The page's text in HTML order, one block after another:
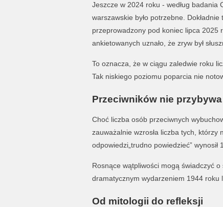
Jeszcze w 2024 roku - według badania
warszawskie było potrzebne.
przeprowadzony pod koniec lipca 2025
ankietowanych uznało, że zryw był
To oznacza, że w ciągu zaledwie roku
Tak niskiego poziomu poparcia nie
Przeciwników nie
Choć liczba osób przeciwnych
zauważalnie wzrosła liczba tych,
odpowiedzi„trudno powiedzieć”
Rosnące wątpliwości mogą świadczyć
dramatycznym wydarzeniem 1944 roku
Od mitologii do refleksji